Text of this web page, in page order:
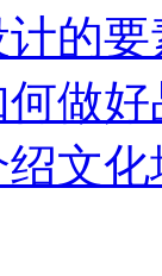
的
做
文